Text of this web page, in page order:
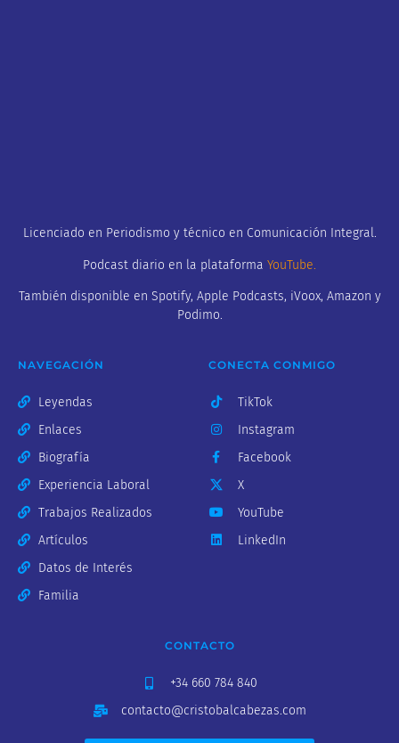
Licenciado en Periodismo y técnico en Comunicación Integral.
Podcast diario en la plataforma YouTube.
También disponible en Spotify, Apple Podcasts, iVoox, Amazon y
Podimo.
NAVEGACIÓN
Leyendas
Enlaces
Biografía
Experiencia Laboral
Trabajos Realizados
Artículos
Datos de Interés
Familia
CONECTA CONMIGO
TikTok
Instagram
Facebook
X
YouTube
LinkedIn
CONTACTO
+34 660 784 840
contacto@cristobalcabezas.com